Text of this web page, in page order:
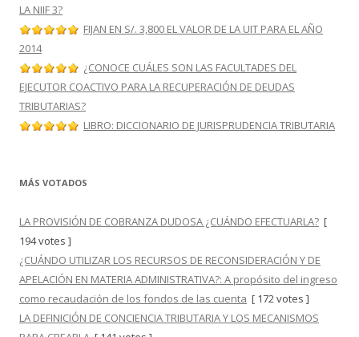
LA NIIF 3?
FIJAN EN S/. 3,800 EL VALOR DE LA UIT PARA EL AÑO
2014
¿CONOCE CUÁLES SON LAS FACULTADES DEL
EJECUTOR COACTIVO PARA LA RECUPERACIÓN DE DEUDAS
TRIBUTARIAS?
LIBRO: DICCIONARIO DE JURISPRUDENCIA TRIBUTARIA
MÁS VOTADOS
LA PROVISIÓN DE COBRANZA DUDOSA ¿CUÁNDO EFECTUARLA? [
194 votes ]
¿CUÁNDO UTILIZAR LOS RECURSOS DE RECONSIDERACIÓN Y DE
APELACIÓN EN MATERIA ADMINISTRATIVA?: A propósito del ingreso
como recaudación de los fondos de las cuenta [ 172 votes ]
LA DEFINICIÓN DE CONCIENCIA TRIBUTARIA Y LOS MECANISMOS